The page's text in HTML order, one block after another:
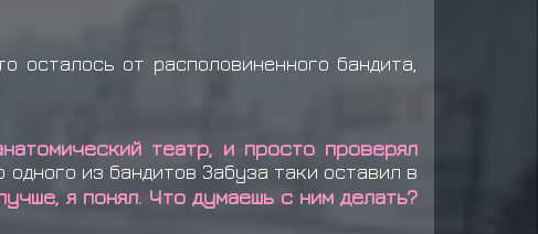
осталось от располовиненного бандита,
театр, и просто проверял
из бандитов Забуза таки оставил в
я понял. Что думаешь с ним делать?